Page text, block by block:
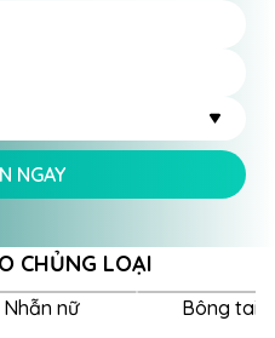
NGAY
CHỦNG LOẠI
Nhẫn nữ Bông tai